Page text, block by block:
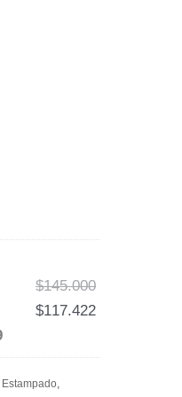
$145.000
$117.422
Estampado,